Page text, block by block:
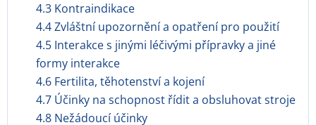
4.3 Kontraindikace
4.4 Zvláštní upozornění a opatření pro použití
4.5 Interakce s jinými léčivými přípravky a jiné
formy interakce
4.6 Fertilita, těhotenství a kojení
4.7 Účinky na schopnost řídit a obsluhovat stroje
4.8 Nežádoucí účinky